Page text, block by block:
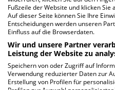
Weiterlesen
Besuchszeiten
0 bis 23 Uhr
Besondere Merkmale
Fußzeile der Website und klicken Sie
Auf dieser Seite können Sie Ihre
Entscheidungen werden unseren
Einfluss auf die Browserdaten.
Wir und unsere Partner
Leistung der Website zu
Speichern von oder Zugriff auf
Verwendung reduzierter Daten zur
Erstellung von Profilen für
Profilen zur Auswahl